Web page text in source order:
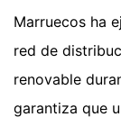
Marruecos ha
red de
renovable
garantiza que